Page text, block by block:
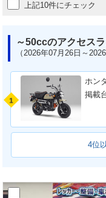
上記10件にチェック
～50ccのアクセス
（2026年07月26日～
1
ホン
掲載
4位